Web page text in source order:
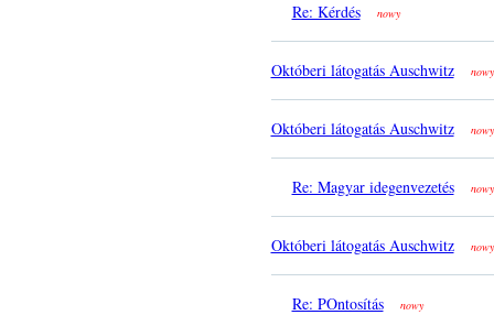
Re: Kérdés nowy
Októberi látogatás Auschwitz nowy
Októberi látogatás Auschwitz nowy
Re: Magyar idegenvezetés nowy
Októberi látogatás Auschwitz nowy
Re: POntosítás nowy